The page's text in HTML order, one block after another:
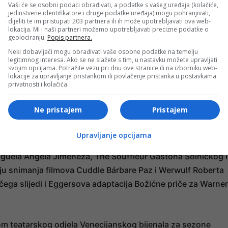
sarađivao je na četiri filma: Padre, A Woman, Before It
and Death of Marina Abramović.
- OGLAS -
kao što su Thomas Wake u Svjetioniku; Marcus, elitni
Wick; glas ribe Gill u Pixarovom animiranom hitu Potraga
agent FBI-a Paul Smecker u kultnom klasiku Sveci
o trci za spas u Aljasci 1925. godine; te u legendarnoj
je ponovo utjelovio u Spider-Man: Put bez povratka
Late Fame Kenta Jonesa, The Man in My
Angela Jiméneza, The Souffleur Gastóna Solnickog i
snimanja filmova Cuddle Bárbare Paz i Werwulf Roberta
slijedi i Eggersova adaptacija Božićne priče za Warner
teatarskog odjela Venecijanskog bijenala za sezone
Vaši će se osobni podaci obrađivati, a podatke s vašeg uređaja (kolačiće,
jedinstvene identifikatore i druge podatke uređaja) mogu pohranjivati,
dijeliti te im pristupati 203 partnera ili ih može upotrebljavati ova web-
lokacija. Mi i naši partneri možemo upotrebljavati precizne podatke o
geolociranju. Popis partnera.
Neki dobavljači mogu obrađivati vaše osobne podatke na temelju
legitimnog interesa. Ako se ne slažete s tim, u nastavku možete upravljati
svojim opcijama. Potražite vezu pri dnu ove stranice ili na izborniku web-
lokacije za upravljanje pristankom ili povlačenje pristanka u postavkama
privatnosti i kolačića.
Pristajem
Ne pristajem
Upravljanje opcijama